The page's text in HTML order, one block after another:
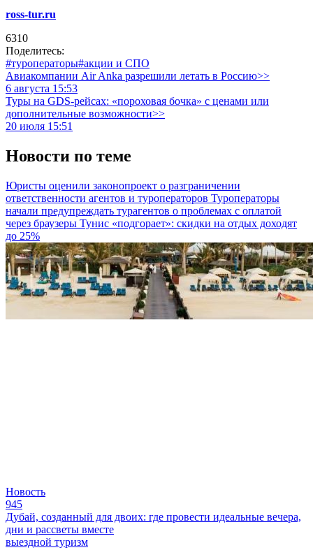
ross-tur.ru
6310
Поделитесь:
#туроператоры#акции и СПО
Авиакомпании Air Anka разрешили летать в Россию>>
6 августа 15:53
Туры на GDS-рейсах: «пороховая бочка» с ценами или
дополнительные возможности>>
20 июля 15:51
Новости по теме
Юристы оценили законопроект о разграничении
ответственности агентов и туроператоров Туроператоры
начали предупреждать турагентов о проблемах с оплатой
через браузеры Тунис «подгорает»: скидки на отдых доходят
до 25%
Новость
945
Дубай, созданный для двоих: где провести идеальные вечера,
дни и рассветы вместе
выездной туризм